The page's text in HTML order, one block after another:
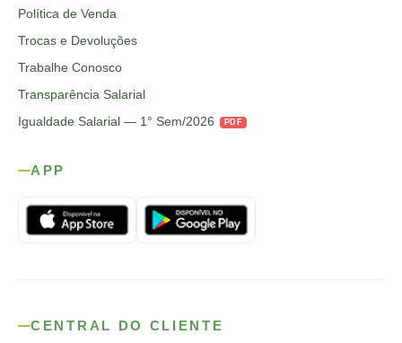
Política de Venda
Trocas e Devoluções
Trabalhe Conosco
Transparência Salarial
Igualdade Salarial — 1° Sem/2026
PDF
APP
CENTRAL DO CLIENTE